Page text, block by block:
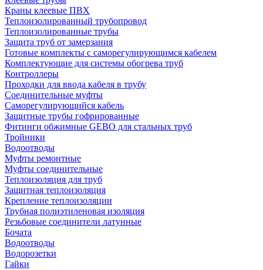
Краны клеевые ПВХ
Теплоизолированный трубопровод
Теплоизолированные трубы
Защита труб от замерзания
Готовые комплекты с саморегулирующимся кабелем
Комплектующие для системы обогрева труб
Контроллеры
Проходки для ввода кабеля в трубу
Соединительные муфты
Саморегулирующийся кабель
Защитные трубы гофрированные
Фитинги обжимные GEBO для стальных труб
Тройники
Водоотводы
Муфты ремонтные
Муфты соединительные
Теплоизоляция для труб
Защитная теплоизоляция
Крепление теплоизоляции
Трубная полиэтиленовая изоляция
Резьбовые соединители латунные
Бочата
Водоотводы
Водорозетки
Гайки